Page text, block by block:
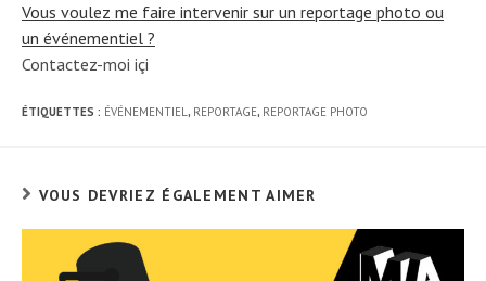
Vous voulez me faire intervenir sur un reportage photo ou
un événementiel ?
Contactez-moi içi
ÉTIQUETTES : ÉVÉNEMENTIEL, REPORTAGE, REPORTAGE PHOTO
VOUS DEVRIEZ ÉGALEMENT AIMER